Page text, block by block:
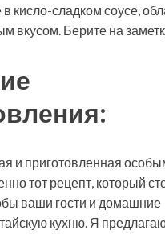
кисло-сладком соусе,
вкусом. Берите на
и приготовленная
тот рецепт, который
ваши гости и домашние
кухню. Я